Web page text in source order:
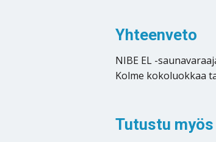
Yhteenveto
NIBE EL -
Kolme kokoluokkaa
Tutustu myös